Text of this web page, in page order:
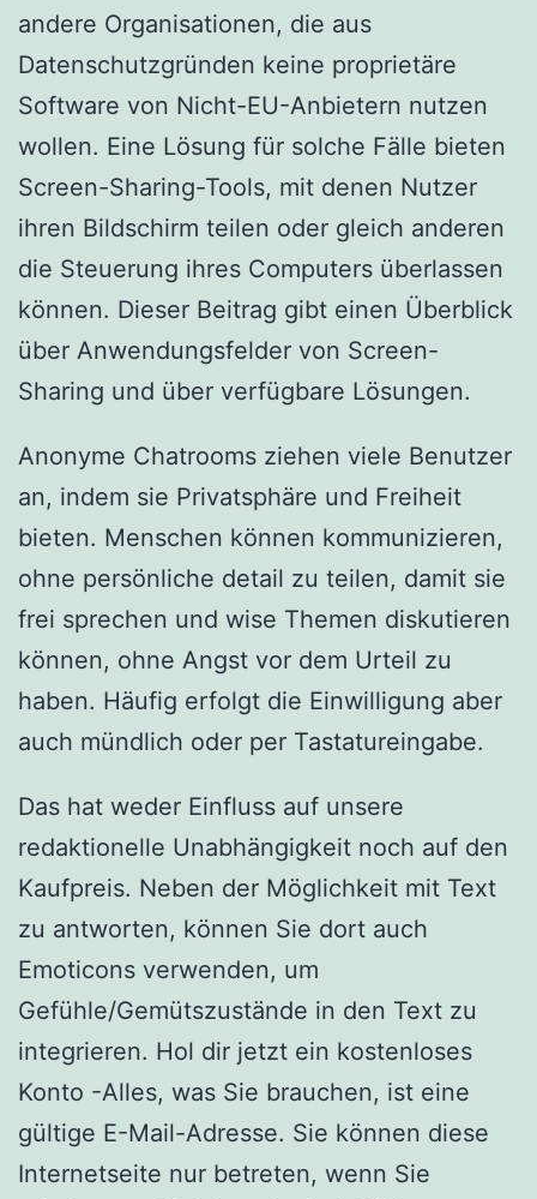
andere Organisationen, die aus
Datenschutzgründen keine proprietäre
Software von Nicht-EU-Anbietern nutzen
wollen. Eine Lösung für solche Fälle bieten
Screen-Sharing-Tools, mit denen Nutzer
ihren Bildschirm teilen oder gleich anderen
die Steuerung ihres Computers überlassen
können. Dieser Beitrag gibt einen Überblick
über Anwendungsfelder von Screen-
Sharing und über verfügbare Lösungen.
Anonyme Chatrooms ziehen viele Benutzer
an, indem sie Privatsphäre und Freiheit
bieten. Menschen können kommunizieren,
ohne persönliche detail zu teilen, damit sie
frei sprechen und wise Themen diskutieren
können, ohne Angst vor dem Urteil zu
haben. Häufig erfolgt die Einwilligung aber
auch mündlich oder per Tastatureingabe.
Das hat weder Einfluss auf unsere
redaktionelle Unabhängigkeit noch auf den
Kaufpreis. Neben der Möglichkeit mit Text
zu antworten, können Sie dort auch
Emoticons verwenden, um
Gefühle/Gemütszustände in den Text zu
integrieren. Hol dir jetzt ein kostenloses
Konto -Alles, was Sie brauchen, ist eine
gültige E-Mail-Adresse. Sie können diese
Internetseite nur betreten, wenn Sie